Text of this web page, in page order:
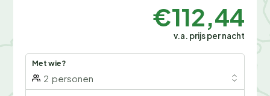
€112,44
v.a. prijs per nacht
Met wie?
2 personen